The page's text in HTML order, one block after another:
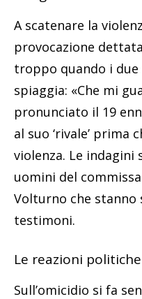
A scatenare la
provocazione
troppo quando i
spiaggia: «Che mi
pronunciato il 19
al suo ‘rivale’ prima
violenza. Le
uomini del
Volturno che stanno
testimoni.
Le reazioni politiche
Sull’omicidio si fa